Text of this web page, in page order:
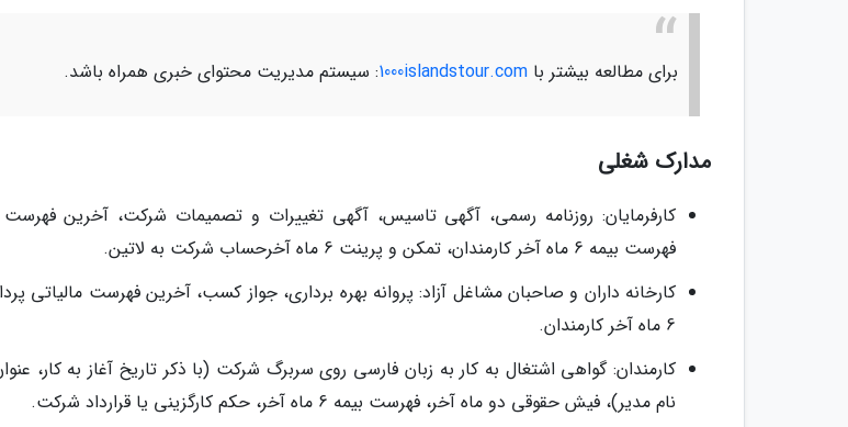
برای مطالعه بیشتر با 1000islandstour.com: سیستم مدیریت محتوای خبری همراه باشد.
مدارک شغلی
کارفرمایان: روزنامه رسمی، آگهی تاسیس، آگهی تغییرات و تصمیمات شرکت، آخرین
فهرست بیمه 6 ماه آخر کارمندان، تمکن و پرینت 6 ماه آخرحساب شرکت به لاتین.
کارخانه داران و صاحبان مشاغل آزاد: پروانه بهره برداری، جواز کسب، آخرین فهرست مالیاتی
6 ماه آخر کارمندان.
کارمندان: گواهی اشتغال به کار به زبان فارسی روی سربرگ شرکت (با ذکر تاریخ آغاز به کار،
نام مدیر)، فیش حقوقی دو ماه آخر، فهرست بیمه 6 ماه آخر، حکم کارگزینی یا قرارداد شرکت.